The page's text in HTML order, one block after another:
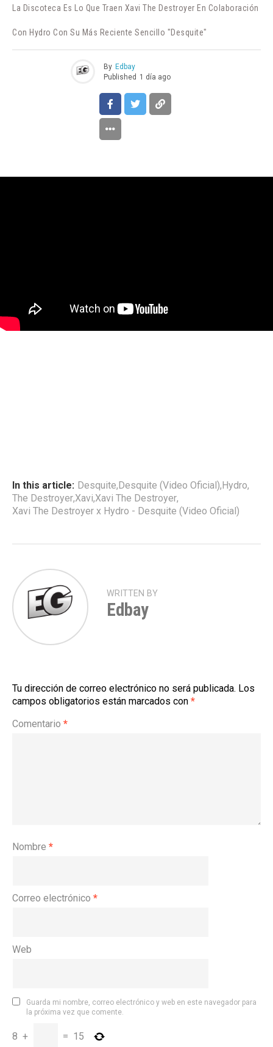
La Discoteca Es Lo Que Traen Xavi The Destroyer En Colaboración
Con Hydro Con Su Más Reciente Sencillo "Desquite"
By Edbay
Published 1 día ago
In this article: Desquite,Desquite (Video Oficial),Hydro,
The Destroyer,Xavi,Xavi The Destroyer,
Xavi The Destroyer x Hydro - Desquite (Video Oficial)
WRITTEN BY
Edbay
Tu dirección de correo electrónico no será publicada. Los
campos obligatorios están marcados con *
Comentario *
Nombre *
Correo electrónico *
Web
Guarda mi nombre, correo electrónico y web en este navegador para
la próxima vez que comente.
8 + = 15